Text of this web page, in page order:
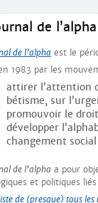
de l’alpha
de l’alpha est le
1983 par les
attirer l’attention
bétisme, sur
promouvoir le
développer
changement
de l’alpha a pour
et politiques
de (presque) tous les